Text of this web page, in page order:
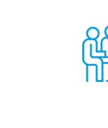
Auditoria y